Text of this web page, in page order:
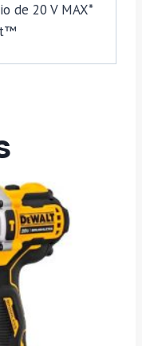
de 20 V MAX*